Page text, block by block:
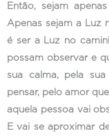
Então, sejam
Apenas sejam a Luz
é ser a Luz no
possam observar e
sua calma, pela
pensar, pelo amor
aquela pessoa vai
E vai se aproximar